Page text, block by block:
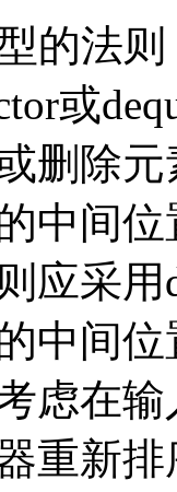
的法
或
删除
中间
应采
中间
虑在
重新